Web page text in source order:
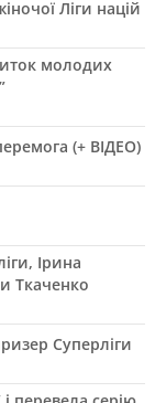
Ліги націй
молодих
(+ ВІДЕО)
Ірина
Ткаченко
Суперліги